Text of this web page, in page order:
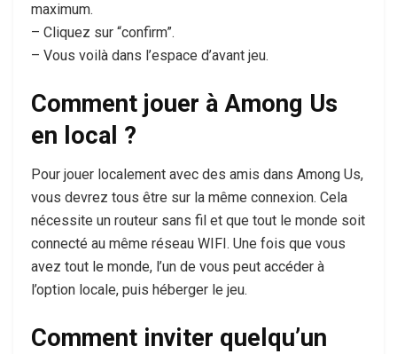
maximum.
– Cliquez sur “confirm”.
– Vous voilà dans l’espace d’avant jeu.
Comment jouer à Among Us
en local ?
Pour jouer localement avec des amis dans Among Us,
vous devrez tous être sur la même connexion. Cela
nécessite un routeur sans fil et que tout le monde soit
connecté au même réseau WIFI. Une fois que vous
avez tout le monde, l’un de vous peut accéder à
l’option locale, puis héberger le jeu.
Comment inviter quelqu’un